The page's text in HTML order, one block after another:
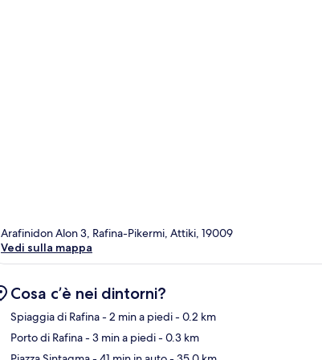
Arafinidon Alon 3, Rafina-Pikermi, Attiki, 19009
Vedi sulla mappa
Cosa c’è nei dintorni?
Spiaggia di Rafina- 2 min a piedi- 0.2 km
Porto di Rafina- 3 min a piedi- 0.3 km